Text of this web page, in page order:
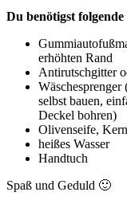
Du benötigst
erhöhten Rand
Antirutschgitter
selbst bauen,
Deckel bohren)
Olivenseife,
heißes Wasser
Handtuch
Spaß und Geduld 🙂